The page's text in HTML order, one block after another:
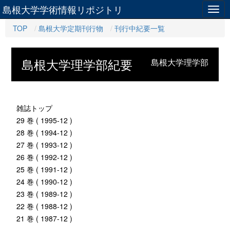
島根大学学術情報リポジトリ
TOP 島根大学定期刊行物 刊行中紀要一覧
島根大学理学部
島根大学理学部紀要
雑誌トップ
29 巻 ( 1995-12 )
28 巻 ( 1994-12 )
27 巻 ( 1993-12 )
26 巻 ( 1992-12 )
25 巻 ( 1991-12 )
24 巻 ( 1990-12 )
23 巻 ( 1989-12 )
22 巻 ( 1988-12 )
21 巻 ( 1987-12 )